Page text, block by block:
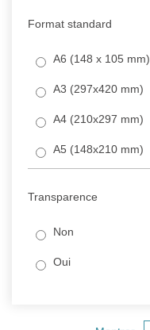
Format standard
A6 (148 x 105 mm)
A3 (297x420 mm)
A4 (210x297 mm)
A5 (148x210 mm)
Transparence
Non
Oui